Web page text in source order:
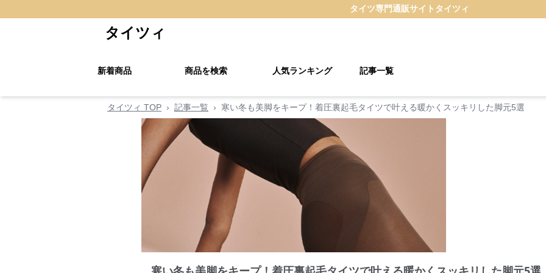
タイツ専門通販サイト タイツィ
タイツィ
新着商品 商品を検索 人気ランキング 記事一覧
タイツィ TOP › 記事一覧 › 寒い冬も美脚をキープ！着圧裏起毛タイツで叶える暖かくスッキリした脚元5選